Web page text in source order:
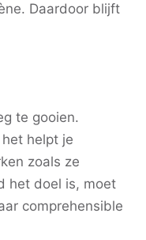
Daardoor blijft
te gooien.
helpt je
zoals ze
het doel is, moet
comprehensible